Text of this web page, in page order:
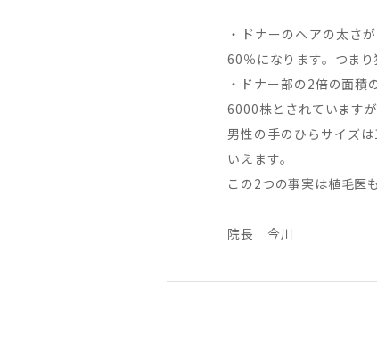
・ドナーのヘアの太さ
60％になります。つま
・ドナー部の2倍の面
6000株とされています
男性の手のひらサイズ
いえます。
この2つの事実は植毛医
院長 今川